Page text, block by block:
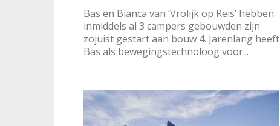
Bas en Bianca van ‘Vrolijk op Reis’ hebben
inmiddels al 3 campers gebouwden zijn
zojuist gestart aan bouw 4. Jarenlang heeft
Bas als bewegingstechnoloog voor...